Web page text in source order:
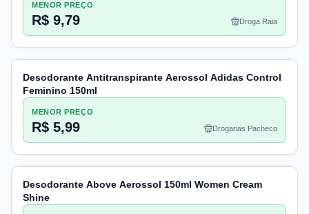
MENOR PREÇO
R$ 9,79 Droga Raia
Desodorante Antitranspirante Aerossol Adidas Control
Feminino 150ml
MENOR PREÇO
R$ 5,99 Drogarias Pacheco
Desodorante Above Aerossol 150ml Women Cream
Shine